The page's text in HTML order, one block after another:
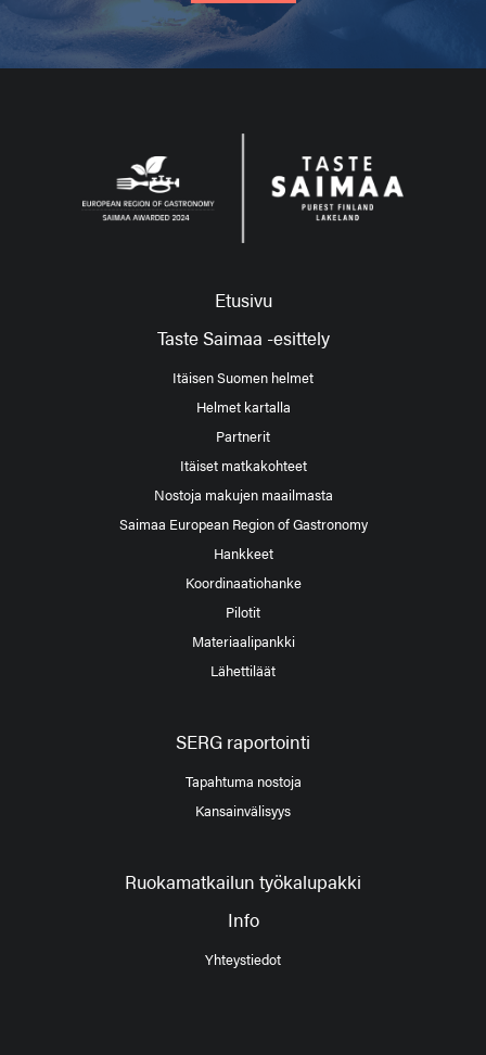
Etusivu
Taste Saimaa -esittely
Itäisen Suomen helmet
Helmet kartalla
Partnerit
Itäiset matkakohteet
Nostoja makujen maailmasta
Saimaa European Region of Gastronomy
Hankkeet
Koordinaatiohanke
Pilotit
Materiaalipankki
Lähettiläät
SERG raportointi
Tapahtuma nostoja
Kansainvälisyys
Ruokamatkailun työkalupakki
Info
Yhteystiedot